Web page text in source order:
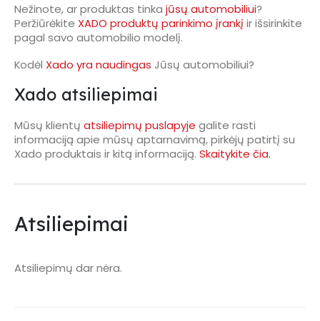
Nežinote, ar produktas tinka jūsų automobiliui?
Peržiūrėkite XADO produktų parinkimo įrankį ir išsirinkite
pagal savo automobilio modelį.
Kodėl Xado yra naudingas Jūsų automobiliui?
Xado atsiliepimai
Mūsų klientų atsiliepimų puslapyje galite rasti
informaciją apie mūsų aptarnavimą, pirkėjų patirtį su
Xado produktais ir kitą informaciją. Skaitykite čia.
Atsiliepimai
Atsiliepimų dar nėra.